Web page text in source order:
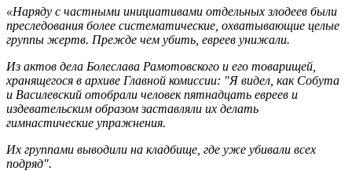
«Наряду с частными инициативами отдельных злодеев были
преследования более систематические, охватывающие целые
группы жертв. Прежде чем убить, евреев унижали.
Из актов дела Болеслава Рамотовского и его товарищей,
хранящегося в архиве Главной комиссии: "Я видел, как Собута
и Василевский отобрали человек пятнадцать евреев и
издевательским образом заставляли их делать
гимнастические упражнения.
Их группами выводили на кладбище, где уже убивали всех
подряд".